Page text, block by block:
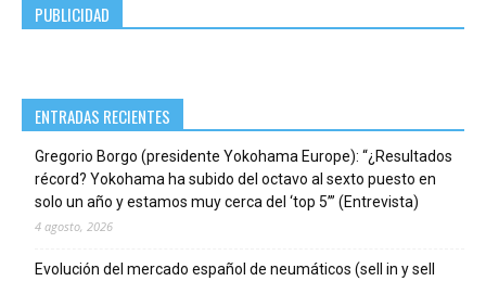
PUBLICIDAD
ENTRADAS RECIENTES
Gregorio Borgo (presidente Yokohama Europe): “¿Resultados
récord? Yokohama ha subido del octavo al sexto puesto en
solo un año y estamos muy cerca del ‘top 5’” (Entrevista)
4 agosto, 2026
Evolución del mercado español de neumáticos (sell in y sell